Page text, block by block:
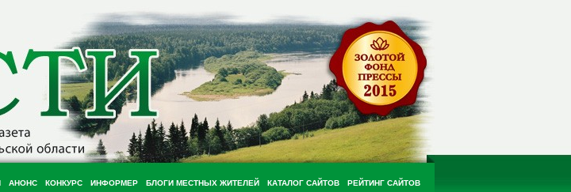
АНОНС КОНКУРС ИНФОРМЕР БЛОГИ МЕСТНЫХ ЖИТЕЛЕЙ КАТАЛОГ САЙТОВ РЕЙТИНГ САЙТОВ